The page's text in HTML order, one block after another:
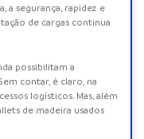
a segurança, rapidez e
de cargas continua
possibilitam a
contar, é claro, na
logísticos. Mas, além
de madeira usados